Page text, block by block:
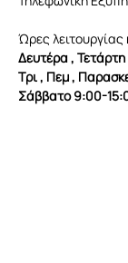
Ώρες
Δευτέρα ,
Τρι , Πεμ ,
Σάββατο 9:00-